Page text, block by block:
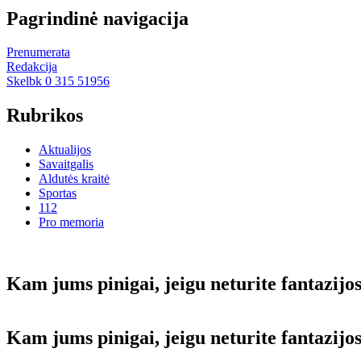
Pagrindinė navigacija
Prenumerata
Redakcija
Skelbk 0 315 51956
Rubrikos
Aktualijos
Savaitgalis
Aldutės kraitė
Sportas
112
Pro memoria
Kam jums pi­ni­gai, jei­gu ne­tu­ri­te
Kam jums pi­ni­gai, jei­gu ne­tu­ri­te